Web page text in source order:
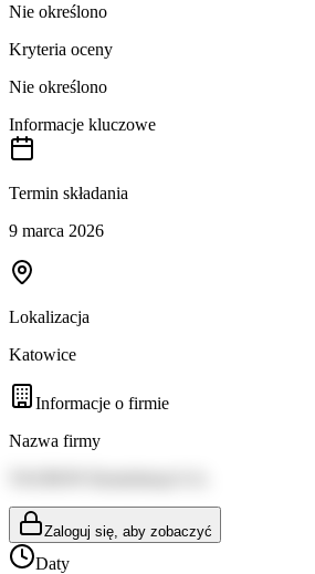
Nie określono
Kryteria oceny
Nie określono
Informacje kluczowe
Termin składania
9 marca 2026
Lokalizacja
Katowice
Informacje o firmie
Nazwa firmy
Zaloguj się, aby zobaczyć
Daty